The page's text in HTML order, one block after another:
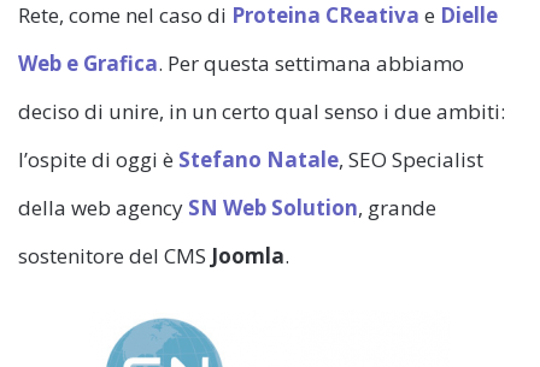
Rete, come nel caso di Proteina CReativa e Dielle
Web e Grafica. Per questa settimana abbiamo
deciso di unire, in un certo qual senso i due ambiti:
l’ospite di oggi è Stefano Natale, SEO Specialist
della web agency SN Web Solution, grande
sostenitore del CMS Joomla.